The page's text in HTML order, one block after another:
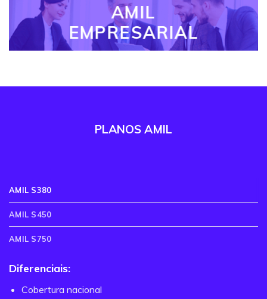
AMIL
EMPRESARIAL
PLANOS AMIL
AMIL S380
AMIL S450
AMIL S750
Diferenciais:
Cobertura nacional